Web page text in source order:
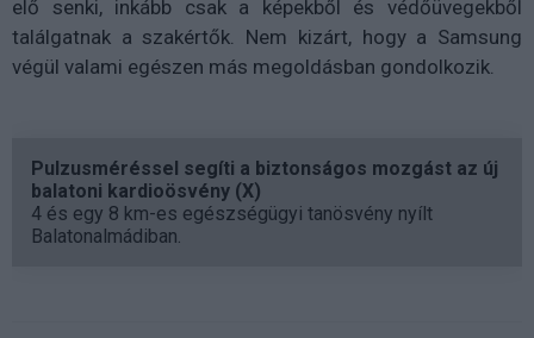
elő senki, inkább csak a képekből és védőüvegekből
találgatnak a szakértők. Nem kizárt, hogy a Samsung
végül valami egészen más megoldásban gondolkozik.
Pulzusméréssel segíti a biztonságos mozgást az új
balatoni kardioösvény (X)
4 és egy 8 km-es egészségügyi tanösvény nyílt
Balatonalmádiban.